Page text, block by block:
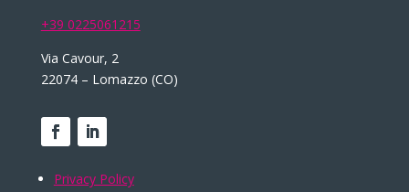
+39 0225061215
Via Cavour, 2
22074 – Lomazzo (CO)
Privacy Policy